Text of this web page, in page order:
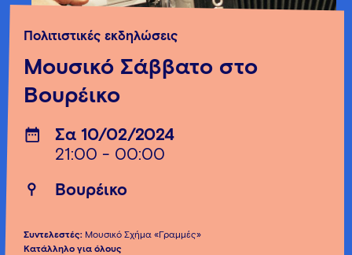
Πολιτιστικές εκδηλώσεις
Μουσικό Σάββατο στο
Βουρέικο
Σα 10/02/2024
21:00 - 00:00
Βουρέικο
Συντελεστές: Μουσικό Σχήμα «Γραμμές»
Κατάλληλο για όλους